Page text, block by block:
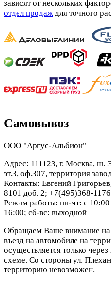
зависят от нескольких
отдел продаж для точного
Самовывоз
ООО "Аргус-Альбион"
Адрес: 111123, г. Москва, ш.
эт.3, оф.307, территория
Контакты: Евгений
8101 доб. 2; +7(495)368-1176
Режим работы: пн-чт: с
16:00; сб-вс: выходной
Обращаем Ваше внимание на
въезд на автомобиле на
осуществляется только
схеме. Со стороны ул.
территорию невозможен.